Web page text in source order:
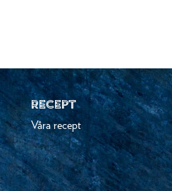
RECEPT
Våra recept